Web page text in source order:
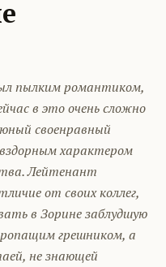
пылким романтиком,
в это очень сложно
своенравный
характером
Лейтенант
от своих коллег,
в Зорине заблудшую
грешником, а
не знающей